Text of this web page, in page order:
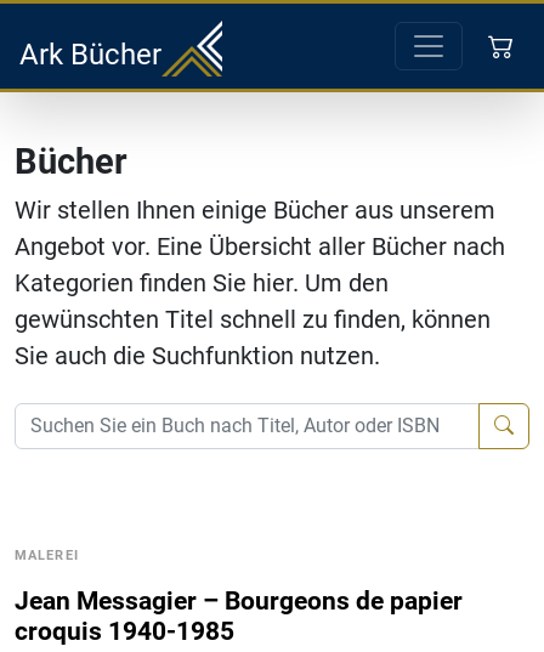
Ark Bücher
Bücher
Wir stellen Ihnen einige Bücher aus unserem
Angebot vor. Eine Übersicht aller Bücher nach
Kategorien finden Sie hier. Um den
gewünschten Titel schnell zu finden, können
Sie auch die Suchfunktion nutzen.
MALEREI
Jean Messagier – Bourgeons de papier
croquis 1940-1985